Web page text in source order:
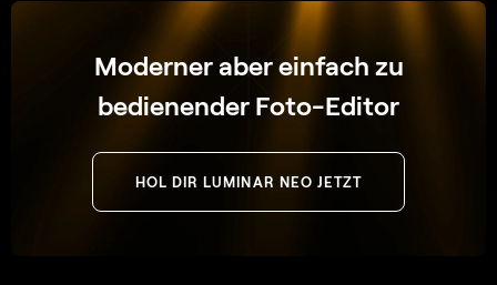
Moderner aber einfach zu
bedienender Foto-Editor
HOL DIR LUMINAR NEO JETZT